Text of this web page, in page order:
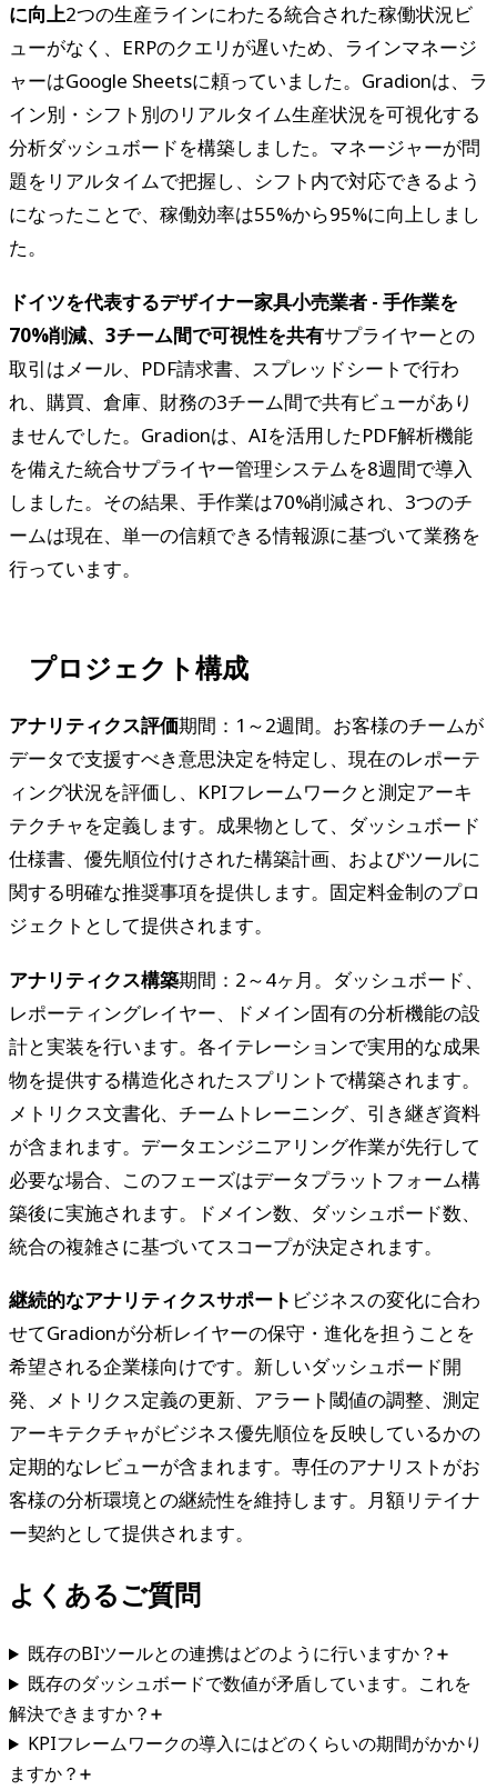
に向上2つの生産ラインにわたる統合された稼働状況ビ
ューがなく、ERPのクエリが遅いため、ラインマネージ
ャーはGoogle Sheetsに頼っていました。Gradionは、ラ
イン別・シフト別のリアルタイム生産状況を可視化する
分析ダッシュボードを構築しました。マネージャーが問
題をリアルタイムで把握し、シフト内で対応できるよう
になったことで、稼働効率は55%から95%に向上しまし
た。
ドイツを代表するデザイナー家具小売業者 - 手作業を
70%削減、3チーム間で可視性を共有サプライヤーとの
取引はメール、PDF請求書、スプレッドシートで行わ
れ、購買、倉庫、財務の3チーム間で共有ビューがあり
ませんでした。Gradionは、AIを活用したPDF解析機能
を備えた統合サプライヤー管理システムを8週間で導入
しました。その結果、手作業は70%削減され、3つのチ
ームは現在、単一の信頼できる情報源に基づいて業務を
行っています。
プロジェクト構成
アナリティクス評価期間：1～2週間。お客様のチームが
データで支援すべき意思決定を特定し、現在のレポーテ
ィング状況を評価し、KPIフレームワークと測定アーキ
テクチャを定義します。成果物として、ダッシュボード
仕様書、優先順位付けされた構築計画、およびツールに
関する明確な推奨事項を提供します。固定料金制のプロ
ジェクトとして提供されます。
アナリティクス構築期間：2～4ヶ月。ダッシュボード、
レポーティングレイヤー、ドメイン固有の分析機能の設
計と実装を行います。各イテレーションで実用的な成果
物を提供する構造化されたスプリントで構築されます。
メトリクス文書化、チームトレーニング、引き継ぎ資料
が含まれます。データエンジニアリング作業が先行して
必要な場合、このフェーズはデータプラットフォーム構
築後に実施されます。ドメイン数、ダッシュボード数、
統合の複雑さに基づいてスコープが決定されます。
継続的なアナリティクスサポート ビジネスの変化に合わ
せてGradionが分析レイヤーの保守・進化を担うことを
希望される企業様向けです。新しいダッシュボード開
発、メトリクス定義の更新、アラート閾値の調整、測定
アーキテクチャがビジネス優先順位を反映しているかの
定期的なレビューが含まれます。専任のアナリストがお
客様の分析環境との継続性を維持します。月額リテイナ
ー契約として提供されます。
よくあるご質問
既存のBIツールとの連携はどのように行いますか？
既存のダッシュボードで数値が矛盾しています。これを
解決できますか？
KPIフレームワークの導入にはどのくらいの期間がかかり
ますか？